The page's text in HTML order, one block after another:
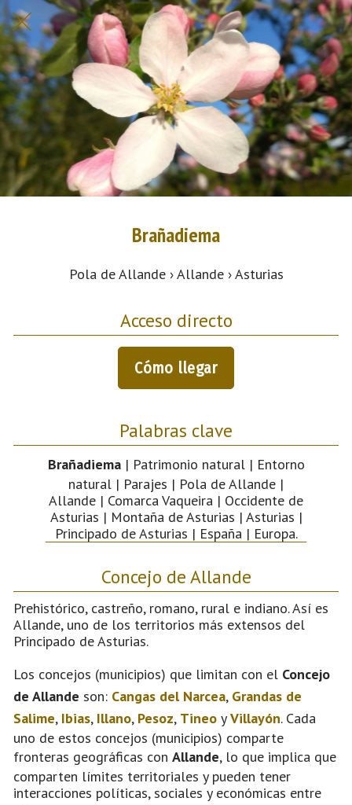
Brañadiema
Pola de Allande › Allande › Asturias
Acceso directo
Cómo llegar
Palabras clave
Brañadiema| Patrimonio natural | Entorno
natural | Parajes | Pola de Allande |
Allande | Comarca Vaqueira | Occidente de
Asturias | Montaña de Asturias | Asturias |
Principado de Asturias | España | Europa.
Concejo de Allande
Prehistórico, castreño, romano, rural e indiano. Así es
Allande, uno de los territorios más extensos del
Principado de Asturias.
Los concejos (municipios) que limitan con el Concejo
de Allande son: Cangas del Narcea, Grandas de
Salime, Ibias, Illano, Pesoz, Tineo yVillayón. Cada
uno de estos concejos (municipios) comparte
fronteras geográficas con Allande, lo que implica que
comparten límites territoriales y pueden tener
interacciones políticas, sociales y económicas entre